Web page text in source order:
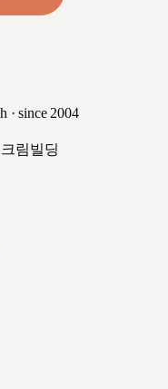
· since 2004
림빌딩